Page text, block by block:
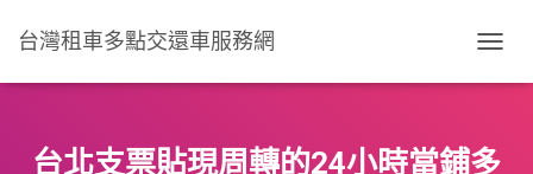
台灣租車多點交還車服務網
O
L
台北支票貼現周轉的24小時當鋪多